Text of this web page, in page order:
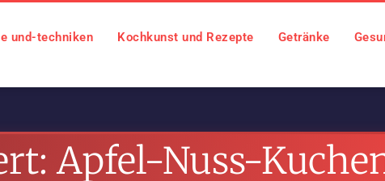
und-techniken Kochkunst und Rezepte Getränke
Apfel-Nuss-